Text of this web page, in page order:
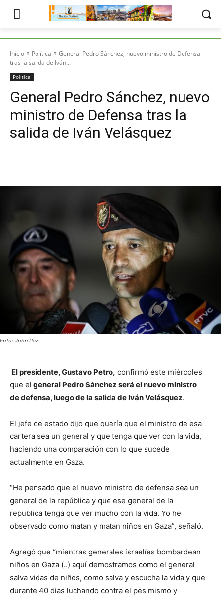
Inicio Política
General Pedro Sánchez, nuevo ministro de Defensa
tras la salida de Iván...
Política
General Pedro Sánchez, nuevo
ministro de Defensa tras la
salida de Iván Velásquez
Foto: John Paz.
El presidente, Gustavo Petro, confirmó este miércoles
que el general Pedro Sánchez será el nuevo ministro
de defensa, luego de la salida de Iván Velásquez.
El jefe de estado dijo que quería que el ministro de esa
cartera sea un general y que tenga que ver con la vida,
haciendo una comparación con lo que sucede
actualmente en Gaza.
“He pensado que el nuevo ministro de defensa sea un
general de la república y que ese general de la
republica tenga que ver mucho con la vida. Yo he
observado como matan y matan niños en Gaza”, señaló.
Agregó que “mientras generales israelíes bombardean
niños en Gaza (..) aquí demostramos como el general
salva vidas de niños, como salva y escucha la vida y que
durante 40 dias luchando contra el pesimismo y